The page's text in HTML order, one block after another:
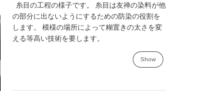
糸目の工程の様子です。 糸目は友禅の染料が他
の部分に出ないようにするための防染の役割を
します。 模様の場所によって糊置きの太さを変
える等高い技術を要します。
Show